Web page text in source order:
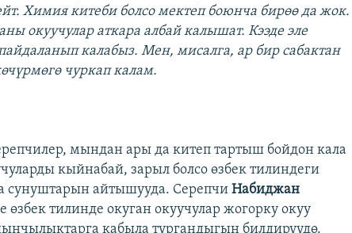
Химия китеби болсо мектеп боюнча бирөө да жок.
окуучулар аткара албай калышат. Кээде эле
калабыз. Мен, мисалга, ар бир сабактан
чуркап калам.
мындан ары да китеп тартыш бойдон кала
кыйнабай, зарыл болсо өзбек тилиндеги
сунуштарын айтышууда. СерепчиНабиджан
өзбек тилинде окуган окуучулар жогорку окуу
кабыла тургандыгын билдирүүдө.